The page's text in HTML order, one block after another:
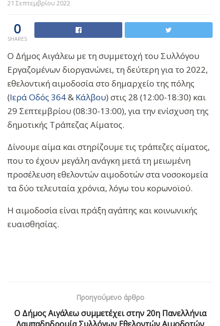
21 Σεπτεμβρίου 2022
0
SHARES
Ο Δήμος Αιγάλεω με τη συμμετοχή του Συλλόγου
Εργαζομένων διοργανώνει, τη δεύτερη για το 2022,
εθελοντική αιμοδοσία στο δημαρχείο της πόλης
(Ιερά Οδός 364& Κάλβου) στις 28 (12:00-18:30) και
29 Σεπτεμβρίου (08:30-13:00), για την ενίσχυση της
δημοτικής Τράπεζας Αίματος.
Δίνουμε αίμα και στηρίζουμε τις τράπεζες αίματος,
που το έχουν μεγάλη ανάγκη μετά τη μειωμένη
προσέλευση εθελοντών αιμοδοτών στα νοσοκομεία
τα δύο τελευταία χρόνια, λόγω του κορωνοϊού.
Η αιμοδοσία είναι πράξη αγάπης και κοινωνικής
ευαισθησίας.
Προηγούμενο άρθρο
Ο Δήμος Αιγάλεω συμμετέχει στην 20η Πανελλήνια